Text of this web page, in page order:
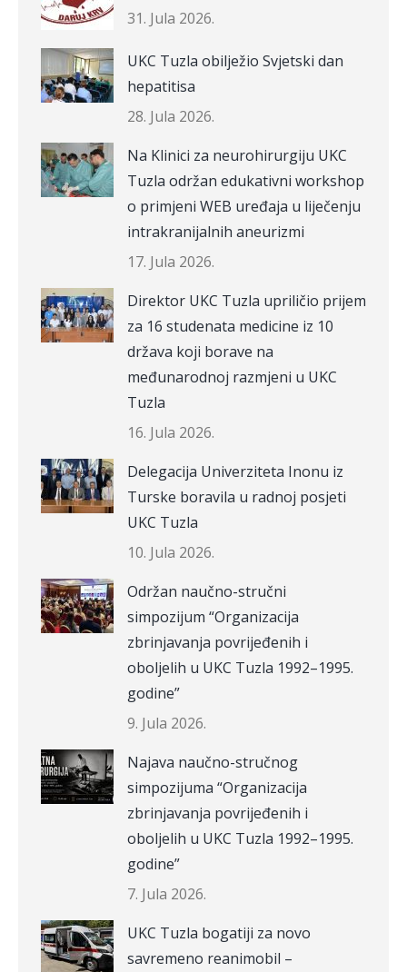
31. Jula 2026.
UKC Tuzla obilježio Svjetski dan
hepatitisa
28. Jula 2026.
Na Klinici za neurohirurgiju UKC
Tuzla održan edukativni workshop
o primjeni WEB uređaja u liječenju
intrakranijalnih aneurizmi
17. Jula 2026.
Direktor UKC Tuzla upriličio prijem
za 16 studenata medicine iz 10
država koji borave na
međunarodnoj razmjeni u UKC
Tuzla
16. Jula 2026.
Delegacija Univerziteta Inonu iz
Turske boravila u radnoj posjeti
UKC Tuzla
10. Jula 2026.
Održan naučno-stručni
simpozijum “Organizacija
zbrinjavanja povrijeđenih i
oboljelih u UKC Tuzla 1992–1995.
godine”
9. Jula 2026.
Najava naučno-stručnog
simpozijuma “Organizacija
zbrinjavanja povrijeđenih i
oboljelih u UKC Tuzla 1992–1995.
godine”
7. Jula 2026.
UKC Tuzla bogatiji za novo
savremeno reanimobil –